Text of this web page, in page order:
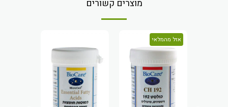
מוצרים קשורים
אזל מהמלאי